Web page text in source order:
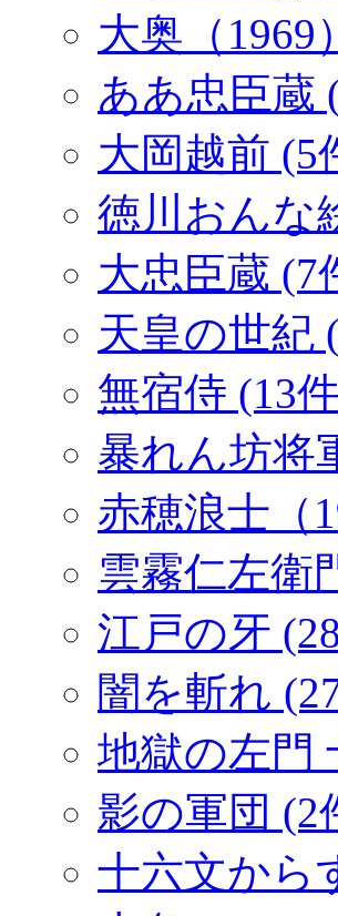
大奥（1969
ああ忠臣蔵
大岡越前 (5
徳川おんな
大忠臣蔵 (7
天皇の世紀
無宿侍 (13
暴れん坊将
赤穂浪士（
雲霧仁左衛
江戸の牙
闇を斬れ
地獄の左門
影の軍団 (2
十六文から